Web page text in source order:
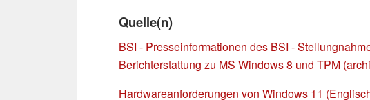
Quelle(n)
BSI - Presseinformationen des BSI -
Berichterstattung zu MS Windows 8 und TPM
Hardwareanforderungen von Windows 11